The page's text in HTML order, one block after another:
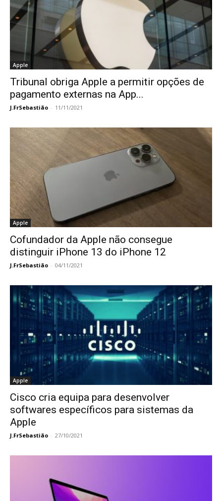
Apple
Tribunal obriga Apple a permitir opções de
pagamento externas na App...
J.FrSebastião - 11/11/2021
Apple
Cofundador da Apple não consegue
distinguir iPhone 13 do iPhone 12
J.FrSebastião - 04/11/2021
Apple
Cisco cria equipa para desenvolver
softwares específicos para sistemas da
Apple
J.FrSebastião - 27/10/2021